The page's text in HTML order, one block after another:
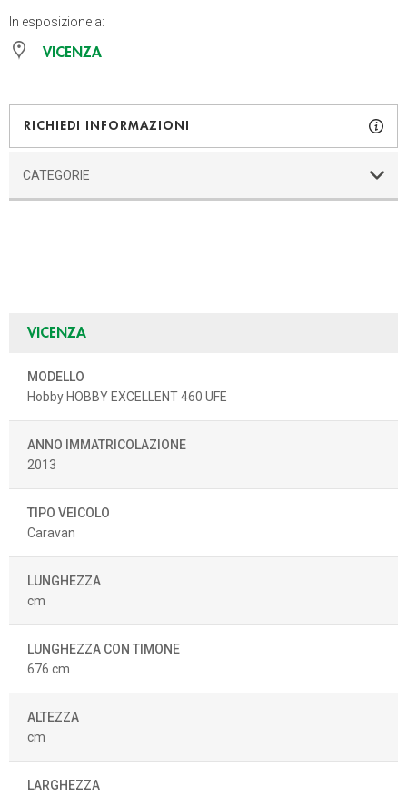
In esposizione a:
VICENZA
RICHIEDI INFORMAZIONI
CATEGORIE
VICENZA
MODELLO
Hobby HOBBY EXCELLENT 460 UFE
ANNO IMMATRICOLAZIONE
2013
TIPO VEICOLO
Caravan
LUNGHEZZA
cm
LUNGHEZZA CON TIMONE
676 cm
ALTEZZA
cm
LARGHEZZA